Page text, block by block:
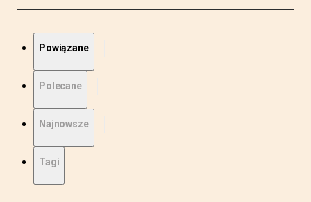
Powiązane
Polecane
Najnowsze
Tagi